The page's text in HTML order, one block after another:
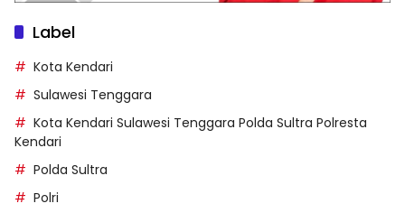
Label
Kota Kendari
Sulawesi Tenggara
Kota Kendari Sulawesi Tenggara Polda Sultra Polresta
Kendari
Polda Sultra
Polri